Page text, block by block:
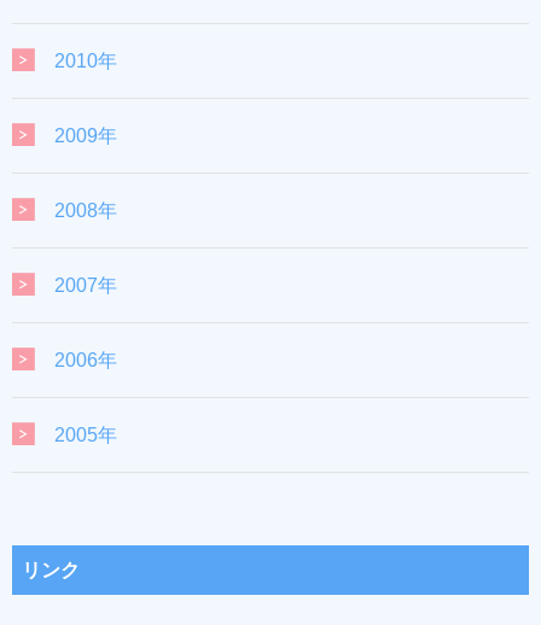
2010年
2009年
2008年
2007年
2006年
2005年
リンク